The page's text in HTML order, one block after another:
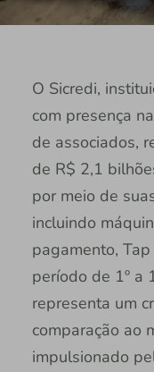
O Sicredi,
com presença
de associados,
de R$ 2,1
por meio de
incluindo
pagamento,
período de 1º a
representa um
comparação ao
impulsionado